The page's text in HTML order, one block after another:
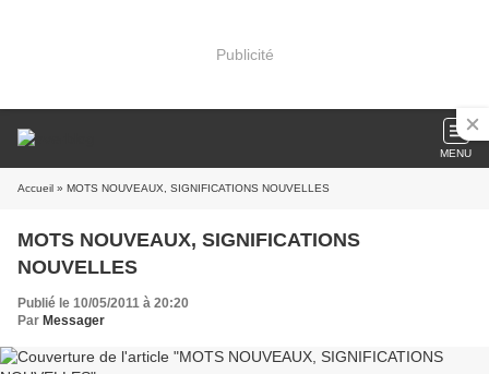
Publicité
MENU
Accueil » MOTS NOUVEAUX, SIGNIFICATIONS NOUVELLES
MOTS NOUVEAUX, SIGNIFICATIONS
NOUVELLES
Publié le 10/05/2011 à 20:20
Par Messager